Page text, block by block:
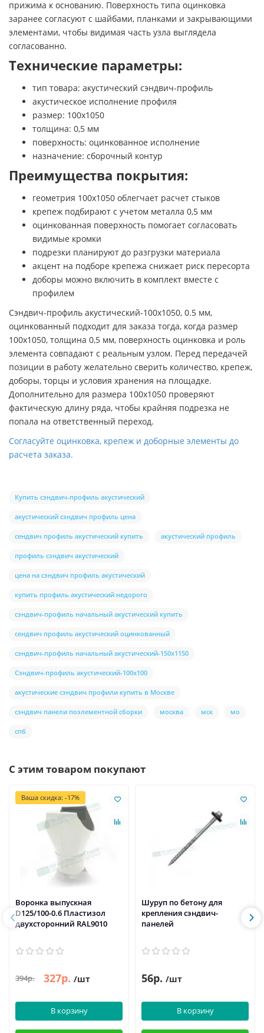
прижима к основанию. Поверхность типа оцинковка
заранее согласуют с шайбами, планками и закрывающими
элементами, чтобы видимая часть узла выглядела
согласованно.
Технические параметры:
тип товара: акустический сэндвич-профиль
акустическое исполнение профиля
размер: 100х1050
толщина: 0,5 мм
поверхность: оцинкованное исполнение
назначение: сборочный контур
Преимущества покрытия:
геометрия 100х1050 облегчает расчет стыков
крепеж подбирают с учетом металла 0,5 мм
оцинкованная поверхность помогает согласовать
видимые кромки
подрезки планируют до разгрузки материала
акцент на подборе крепежа снижает риск пересорта
доборы можно включить в комплект вместе с
профилем
Сэндвич-профиль акустический-100х1050, 0.5 мм,
оцинкованный подходит для заказа тогда, когда размер
100х1050, толщина 0,5 мм, поверхность оцинковка и роль
элемента совпадают с реальным узлом. Перед передачей
позиции в работу желательно сверить количество, крепеж,
доборы, торцы и условия хранения на площадке.
Дополнительно для размера 100х1050 проверяют
фактическую длину ряда, чтобы крайняя подрезка не
попала на ответственный переход.
Согласуйте оцинковка, крепеж и доборные элементы до
расчета заказа.
Купить сэндвич-профиль акустический
акустический сэндвич профиль цена
сендвич профиль акустический купить акустический профиль
профиль сэндвич акустический
цена на сэндвич профиль акустический
купить профиль акустический недорого
сэндвич-профиль начальный акустический купить
сендвич профиль акустический оцинкованный
сэндвич-профиль начальный акустический-150х1150
Сэндвич-профиль акустический-100х100
акустические сэндвич профили купить в Москве
сэндвич панели поэлементной сборки москва мск мо
спб
С этим товаром покупают
Ваша скидка: -17%
Воронка выпускная
D125/100-0.6 Пластизол
двухсторонний RAL9010
394р. 327р. /шт
В корзину
Шуруп по бетону для
крепления сэндвич-
панелей
56р. /шт
В корзину